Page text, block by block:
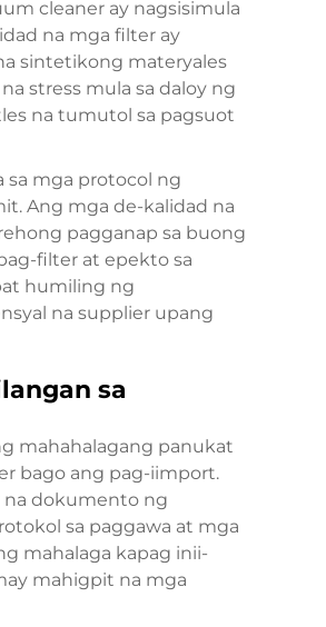
cleaner ay nagsisimula
na mga filter ay
sintetikong materyales
stress mula sa daloy ng
na tumutol sa pagsuot
sa mga protocol ng
Ang mga de-kalidad na
pagganap sa buong
filter at epekto sa
humiling ng
na supplier upang
sa
mahahalagang panukat
bago ang pag-iimport.
na dokumento ng
sa paggawa at mga
mahalaga kapag inii-
mahigpit na mga